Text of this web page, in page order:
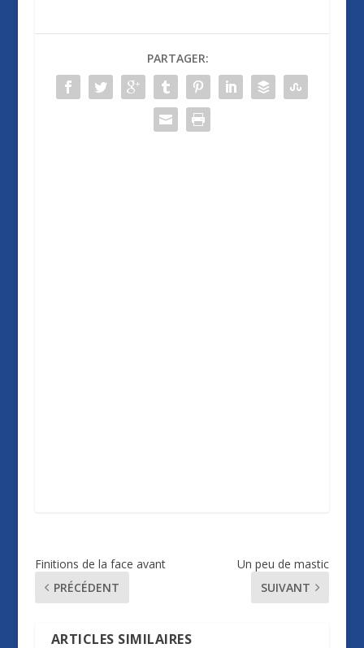
PARTAGER:
Finitions de la face avant
PRÉCÉDENT
Un peu de mastic
SUIVANT
ARTICLES SIMILAIRES